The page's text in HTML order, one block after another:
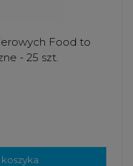
Food to
- 25 szt.